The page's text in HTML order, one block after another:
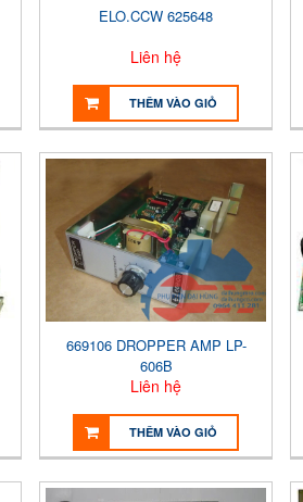
ELO.CCW 625648
Liên hệ
THÊM VÀO GIỎ
669106 DROPPER AMP LP-
606B
Liên hệ
THÊM VÀO GIỎ